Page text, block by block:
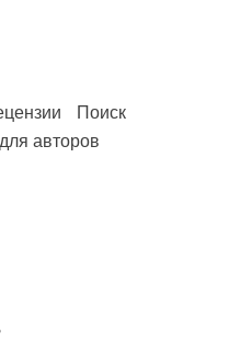
Поиск
авторов